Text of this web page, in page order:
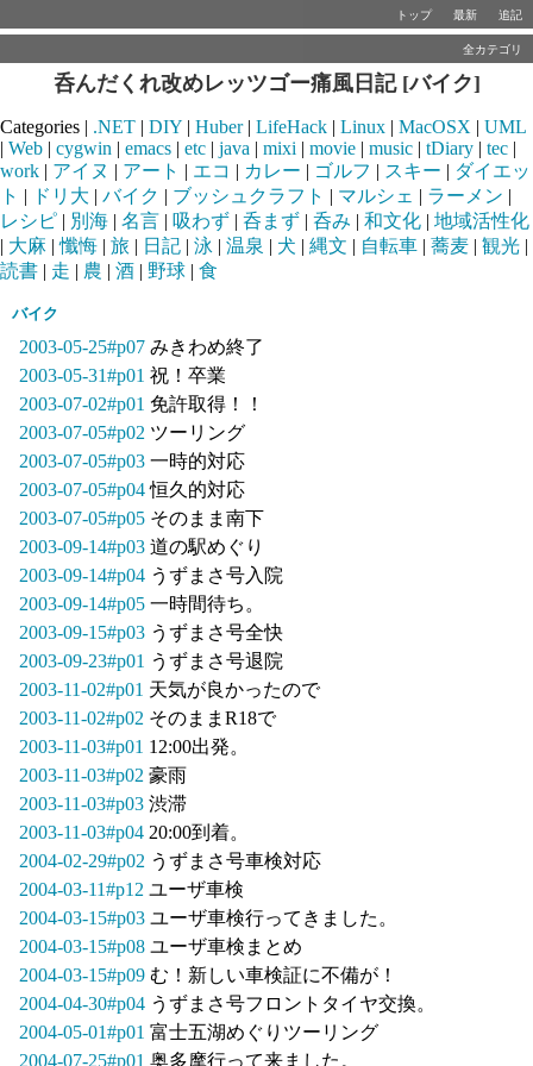
トップ 最新 追記
全カテゴリ
呑んだくれ改めレッツゴー痛風日記 [バイク]
Categories | .NET | DIY | Huber| LifeHack | Linux | MacOSX | UML
| Web | cygwin | emacs | etc | java | mixi | movie | music | tDiary | tec |
work | アイヌ | アート | エコ | カレー | ゴルフ | スキー | ダイエッ
ト | ドリ大 | バイク | ブッシュクラフト | マルシェ | ラーメン |
レシピ | 別海 | 名言 | 吸わず | 呑まず | 呑み | 和文化 | 地域活性化
| 大麻 |懺悔 | 旅 | 日記 | 泳 | 温泉 | 犬 | 縄文 | 自転車 | 蕎麦 | 観光 |
読書 | 走 | 農 | 酒 | 野球 | 食
バイク
2003-05-25#p07 みきわめ終了
2003-05-31#p01 祝！卒業
2003-07-02#p01 免許取得！！
2003-07-05#p02 ツーリング
2003-07-05#p03 一時的対応
2003-07-05#p04恒久的対応
2003-07-05#p05 そのまま南下
2003-09-14#p03 道の駅めぐり
2003-09-14#p04 うずまさ号入院
2003-09-14#p05 一時間待ち。
2003-09-15#p03 うずまさ号全快
2003-09-23#p01 うずまさ号退院
2003-11-02#p01 天気が良かったので
2003-11-02#p02 そのままR18で
2003-11-03#p01 12:00出発。
2003-11-03#p02 豪雨
2003-11-03#p03 渋滞
2003-11-03#p04 20:00到着。
2004-02-29#p02 うずまさ号車検対応
2004-03-11#p12 ユーザ車検
2004-03-15#p03 ユーザ車検行ってきました。
2004-03-15#p08 ユーザ車検まとめ
2004-03-15#p09 む！新しい車検証に不備が！
2004-04-30#p04 うずまさ号フロントタイヤ交換。
2004-05-01#p01 富士五湖めぐりツーリング
2004-07-25#p01 奥多摩行って来ました。